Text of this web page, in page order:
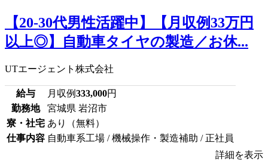
【20-30代男性活躍中】【月収例33万円
以上◎】自動車タイヤの製造／お休...
UTエージェント株式会社
給与 月収例333,000円
勤務地
宮城県 岩沼市
寮・社宅 あり（無料）
仕事内容 自動車系工場 / 機械操作・製造補助 / 正社員
詳細を表示